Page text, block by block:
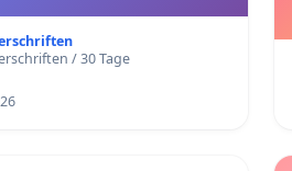
/ 30 Tage